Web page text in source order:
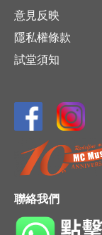
意見反映
隱私權條款
試堂須知
聯絡我們